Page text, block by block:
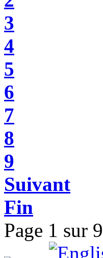
3
4
5
6
7
8
9
Suivant
Fin
Page 1 sur 9